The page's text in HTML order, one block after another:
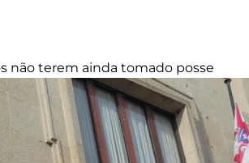
não terem ainda tomado posse